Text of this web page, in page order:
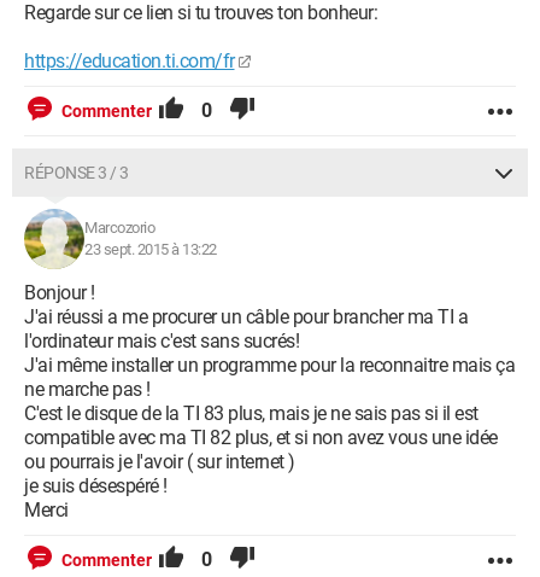
Regarde sur ce lien si tu trouves ton bonheur:
https://education.ti.com/fr
Commenter 0
RÉPONSE 3 / 3
Marcozorio
23 sept. 2015 à 13:22
Bonjour !
J'ai réussi a me procurer un câble pour brancher ma TI a
l'ordinateur mais c'est sans sucrés!
J'ai même installer un programme pour la reconnaitre mais ça
ne marche pas !
C'est le disque de la TI 83 plus, mais je ne sais pas si il est
compatible avec ma TI 82 plus, et si non avez vous une idée
ou pourrais je l'avoir ( sur internet )
je suis désespéré !
Merci
Commenter 0